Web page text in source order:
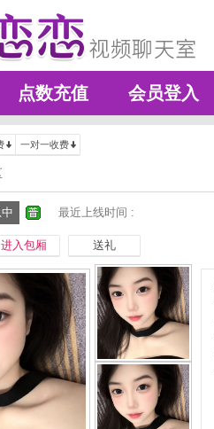
点数充值 会员登入
一对一收费
最近上线时间 :
进入包厢 送礼